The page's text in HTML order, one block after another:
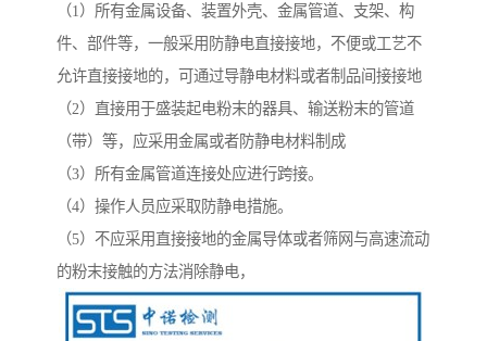
（1）所有金属设备、装置外壳、金属管道、支架、构
件、部件等，一般采用防静电直接接地，不便或工艺不
允许直接接地的，可通过导静电材料或者制品间接接地
（2）直接用于盛装起电粉末的器具、输送粉末的管道
（带）等，应采用金属或者防静电材料制成
（3）所有金属管道连接处应进行跨接。
（4）操作人员应采取防静电措施。
（5）不应采用直接接地的金属导体或者筛网与高速流动
的粉末接触的方法消除静电，